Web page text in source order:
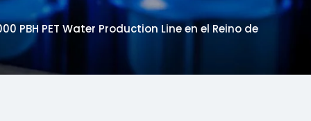
PBH PET Water Production Line en el Reino de